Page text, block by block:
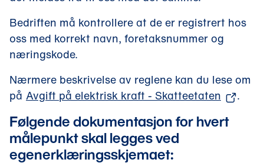
k
l
n
t
Bedriften må kontrollere at de er registrert hos
oss med korrekt navn, foretaksnummer og
næringskode.
Nærmere beskrivelse av reglene kan du lese om
på Avgift på elektrisk kraft - Skatteetaten
p
.
Følgende dokumentasjon for hvert
målepunkt skal legges ved
egenerklæringsskjemaet: